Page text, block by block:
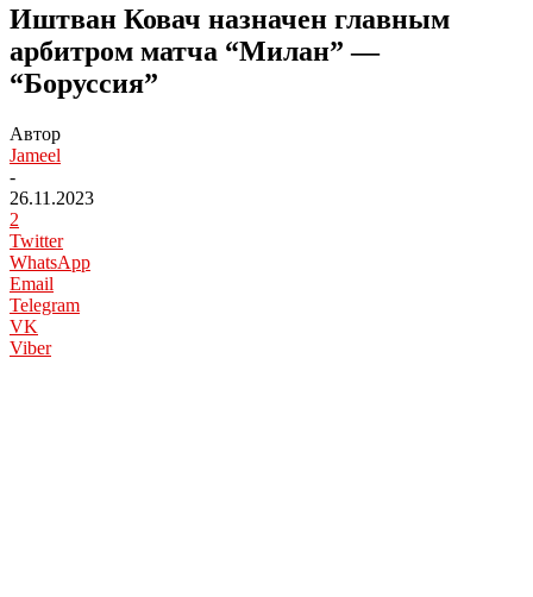
Иштван Ковач назначен главным
арбитром матча “Милан” —
“Боруссия”
Автор
Jameel
-
26.11.2023
2
Twitter
WhatsApp
Email
Telegram
VK
Viber